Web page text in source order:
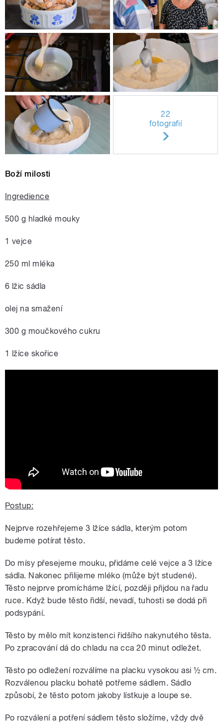
22
fotografií
Boží milosti
Ingredience
500 g hladké mouky
1 vejce
250 ml mléka
6 lžic sádla
olej na smažení
300 g moučkového cukru
1 lžíce skořice
Postup:
Nejprve rozehřejeme 3 lžíce sádla, kterým potom
budeme potírat těsto.
Do mísy přesejeme mouku, přidáme celé vejce a 3 lžíce
sádla. Nakonec přilijeme mléko (může být studené).
Těsto nejprve promícháme lžící, později přijdou na řadu
ruce. Když bude těsto řidší, nevadí, tuhosti se dodá při
podsypání.
Těsto by mělo mít konzistenci řidšího nakynutého těsta.
Po zpracování dá do chladu na cca 20 minut odležet.
Těsto po odležení rozválíme na placku vysokou asi ½ cm.
Rozválenou placku bohatě potřeme sádlem. Sádlo
způsobí, že těsto potom jakoby lístkuje a loupe se.
Po rozválení a potření sádlem těsto složíme, vždy dvě